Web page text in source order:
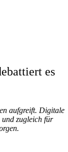
es
aufgreift. Digitale
und zugleich für